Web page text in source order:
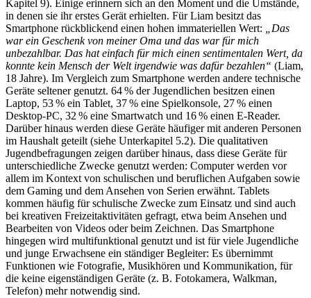
Kapitel 9). Einige erinnern sich an den Moment und die Umstände,
in denen sie ihr erstes Gerät erhielten. Für Liam besitzt das
Smartphone rückblickend einen hohen immateriellen Wert:
„Das
war ein Geschenk von meiner Oma und das war für mich
unbezahlbar. Das hat einfach für mich einen sentimentalen Wert, da
konnte kein Mensch der Welt irgendwie was dafür bezahlen“ (Liam,
18 Jahre). Im Vergleich zum Smartphone werden andere technische
Geräte seltener genutzt. 64 % der Jugendlichen besitzen einen
Laptop, 53 % ein Tablet, 37 % eine Spielkonsole, 27 % einen
Desktop-PC, 32 % eine Smartwatch und 16 % einen E-Reader.
Darüber hinaus werden diese Geräte häufiger mit anderen Personen
im Haushalt geteilt (siehe Unterkapitel 5.2). Die qualitativen
Jugendbefragungen zeigen darüber hinaus, dass diese Geräte für
unterschiedliche Zwecke genutzt werden: Computer werden vor
allem im Kontext von schulischen und beruflichen Aufgaben sowie
dem Gaming und dem Ansehen von Serien erwähnt. Tablets
kommen häufig für schulische Zwecke zum Einsatz und sind auch
bei kreativen Freizeitaktivitäten gefragt, etwa beim Ansehen und
Bearbeiten von Videos oder beim Zeichnen. Das Smartphone
hingegen wird multifunktional genutzt und ist für viele Jugendliche
und junge Erwachsene ein ständiger Begleiter: Es übernimmt
Funktionen wie Fotografie, Musikhören und Kommunikation, für
die keine eigenständigen Geräte (z. B. Fotokamera, Walkman,
Telefon) mehr notwendig sind.